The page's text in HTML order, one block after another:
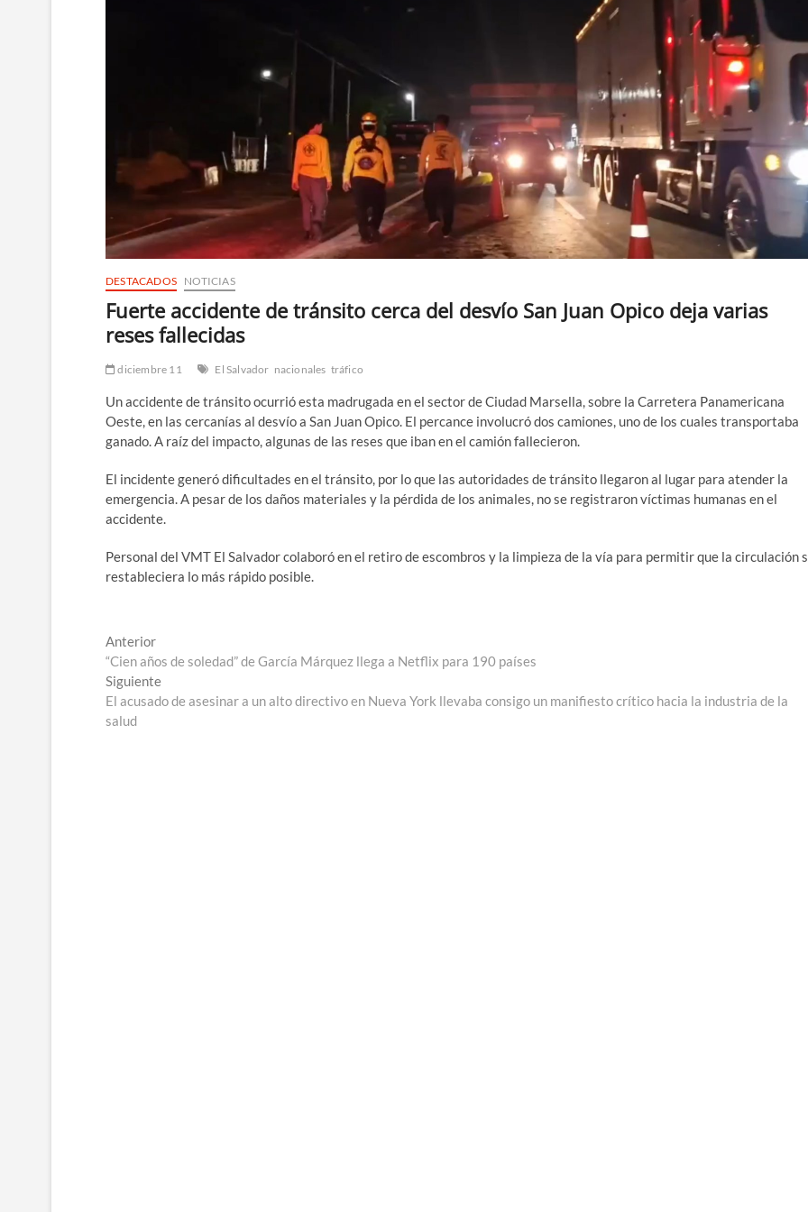
DESTACADOS NOTICIAS
Fuerte accidente de tránsito cerca del desvío San Juan Opico deja varias
reses fallecidas
diciembre 11 El Salvador nacionales tráfico
Un accidente de tránsito ocurrió esta madrugada en el sector de Ciudad Marsella, sobre la Carretera Panamericana
Oeste, en las cercanías al desvío a San Juan Opico. El percance involucró dos camiones, uno de los cuales transportaba
ganado. A raíz del impacto, algunas de las reses que iban en el camión fallecieron.
El incidente generó dificultades en el tránsito, por lo que las autoridades de tránsito llegaron al lugar para atender la
emergencia. A pesar de los daños materiales y la pérdida de los animales, no se registraron víctimas humanas en el
accidente.
Personal del VMT El Salvador colaboró ​​en el retiro de escombros y la limpieza de la vía para permitir que la circulación
restableciera lo más rápido posible.
Navegación
de
entradas
AnteriorEntrada
anterior:
“Cien años de soledad” de García Márquez llega a Netflix para 190 países
SiguienteEntrada
siguiente:
El acusado de asesinar a un alto directivo en Nueva York llevaba consigo un manifiesto crítico hacia la industria de la
salud